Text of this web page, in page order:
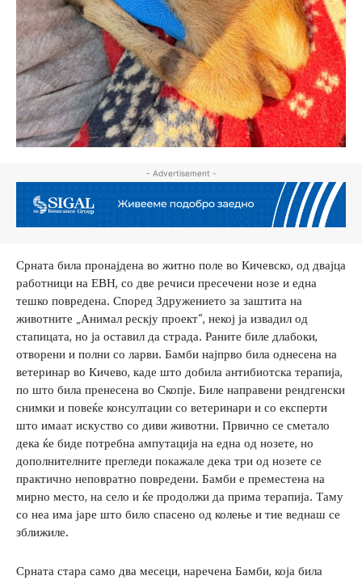
- Advertisement -
Срната била пронајдена во житно поле во Кичевско, од двајца
работници на ЕВН, со две речиси пресечени нозе и една
тешко повредена. Според Здружението за заштита на
животните „Анимал рескју проект“, некој ја извадил од
стапицата, но ја оставил да страда. Раните биле длабоки,
отворени и полни со ларви. Бамби најпрво била однесена на
ветеринар во Кичево, каде што добила антибиотска терапија,
по што била пренесена во Скопје. Биле направени рендгенски
снимки и повеќе консултации со ветеринари и со експерти
што имаат искуство со диви животни. Првично се сметало
дека ќе биде потребна ампутација на една од нозете, но
дополнителните прегледи покажале дека три од нозете се
практично неповратно повредени. Бамби е преместена на
мирно место, на село и ќе продолжи да прима терапија. Таму
со неа има јаре што било спасено од колење и тие веднаш се
зближиле.
Срната стара само два месеци, наречена Бамби, која била